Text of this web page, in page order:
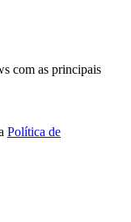
com as principais
Política de